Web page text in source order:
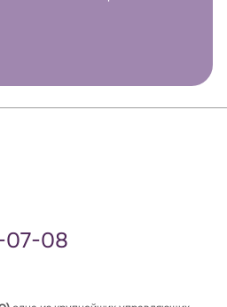
07-08